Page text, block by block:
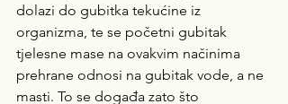
dolazi do gubitka tekućine iz
organizma, te se početni gubitak
tjelesne mase na ovakvim načinima
prehrane odnosi na gubitak vode, a ne
masti. To se događa zato što